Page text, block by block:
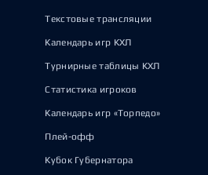
Текстовые трансляции
Календарь игр КХЛ
Турнирные таблицы КХЛ
Статистика игроков
Календарь игр «Торпедо»
Плей-офф
Кубок Губернатора